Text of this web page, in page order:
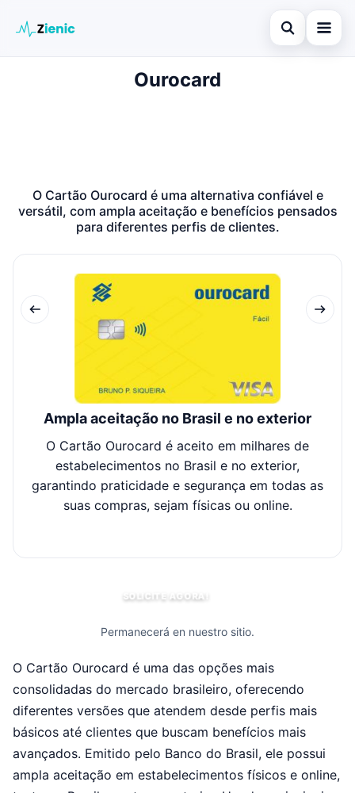
Abrir búsqueda
Legal
Ourocard
O Cartão Ourocard é uma alternativa confiável e
versátil, com ampla aceitação e benefícios pensados
para diferentes perfis de clientes.
Ampla aceitação no Brasil e no exterior
O Cartão Ourocard é aceito em milhares de
estabelecimentos no Brasil e no exterior,
garantindo praticidade e segurança em todas as
suas compras, sejam físicas ou online.
SOLICITE AGORA!
Permanecerá en nuestro sitio.
O Cartão Ourocard é uma das opções mais
consolidadas do mercado brasileiro, oferecendo
diferentes versões que atendem desde perfis mais
básicos até clientes que buscam benefícios mais
avançados. Emitido pelo Banco do Brasil, ele possui
ampla aceitação em estabelecimentos físicos e online,